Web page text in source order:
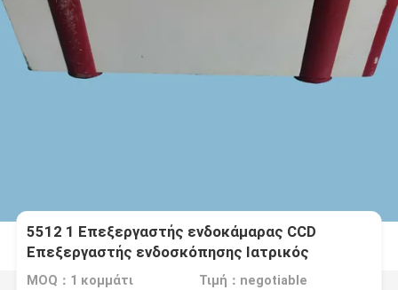
5512 1 Επεξεργαστής ενδοκάμαρας CCD
Επεξεργαστής ενδοσκόπησης Ιατρικός
εξοπλισμός
MOQ：1 κομμάτι Τιμή：negotiable